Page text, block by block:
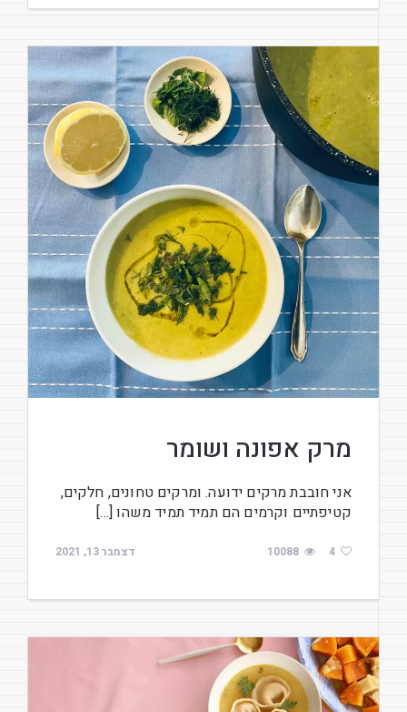
מרק אפונה ושומר
אני חובבת מרקים ידועה. ומרקים טחונים, חלקים,
קטיפתיים וקרמים הם תמיד תמיד משהו […]
דצמבר 13, 2021 10088 4